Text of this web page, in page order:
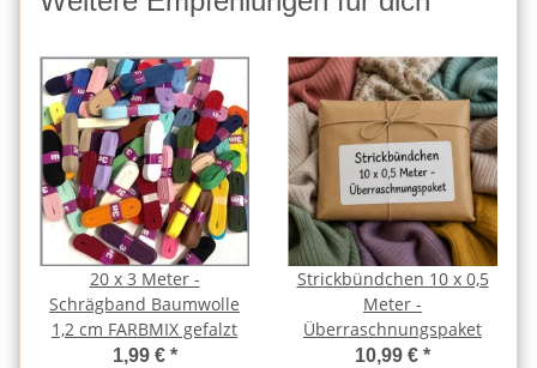
20 x 3 Meter -
Schrägband Baumwolle
1,2 cm FARBMIX gefalzt
1,99 € *
Strickbündchen 10 x 0,5
Meter -
Überraschnungspaket
10,99 € *